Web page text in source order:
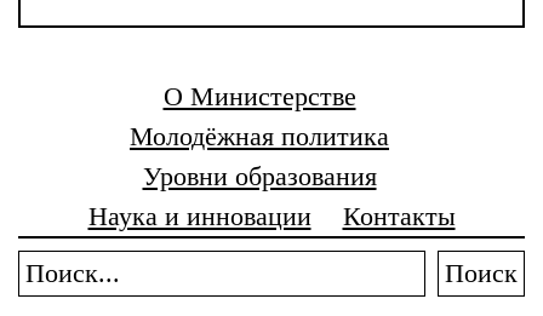
О Министерстве
Молодёжная политика
Уровни образования
Наука и инновации
Контакты
Поиск